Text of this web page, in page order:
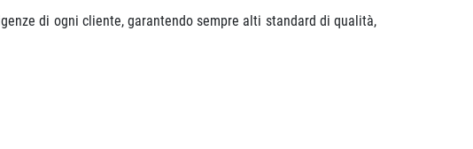
di ogni cliente, garantendo sempre alti standard di qualità,